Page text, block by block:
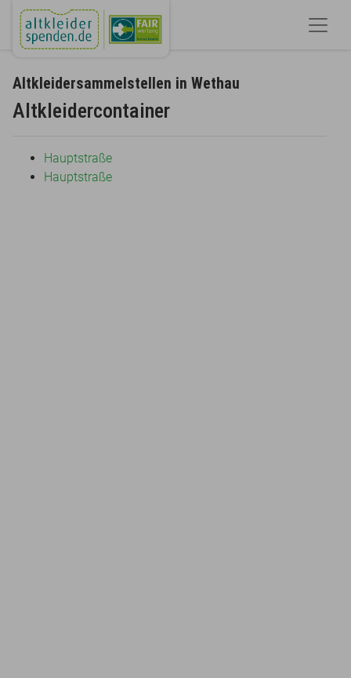
Altkleidersammelstellen in Wethau
Altkleidercontainer
Hauptstraße
Hauptstraße